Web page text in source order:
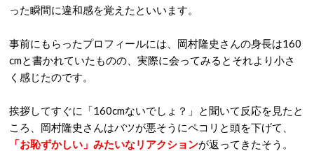
った瞬間に違和感を覚えたといいます。
事前にもらったプロフィールには、岡村隆史さんの身長は160
cmと書かれていたものの、実際に会ってみるとそれより小さ
く感じたのです。
挨拶してすぐに「160cmないでしょ？」と聞いて反応を見たと
ころ、岡村隆史さんはバツが悪そうにペコリと頭を下げて、
「お恥ずかしい」みたいなリアクションが返ってきたそう。